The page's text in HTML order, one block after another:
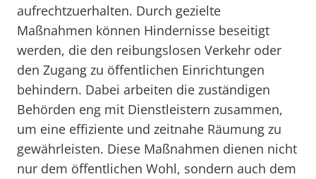
aufrechtzuerhalten. Durch gezielte
Maßnahmen können Hindernisse beseitigt
werden, die den reibungslosen Verkehr oder
den Zugang zu öffentlichen Einrichtungen
behindern. Dabei arbeiten die zuständigen
Behörden eng mit Dienstleistern zusammen,
um eine effiziente und zeitnahe Räumung zu
gewährleisten. Diese Maßnahmen dienen nicht
nur dem öffentlichen Wohl, sondern auch dem